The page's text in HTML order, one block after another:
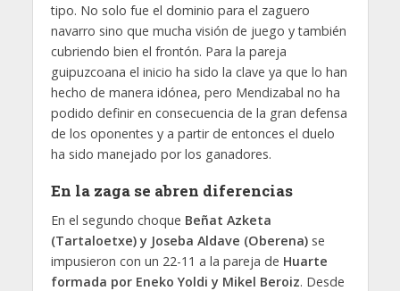
tipo. No solo fue el dominio para el zaguero
navarro sino que mucha visión de juego y también
cubriendo bien el frontón. Para la pareja
guipuzcoana el inicio ha sido la clave ya que lo han
hecho de manera idónea, pero Mendizabal no ha
podido definir en consecuencia de la gran defensa
de los oponentes y a partir de entonces el duelo
ha sido manejado por los ganadores.
En la zaga se abren diferencias
En el segundo choque Beñat Azketa
(Tartaloetxe) y Joseba Aldave (Oberena)se
impusieron con un 22-11 a la pareja de Huarte
formada por Eneko Yoldi y Mikel Beroiz. Desde